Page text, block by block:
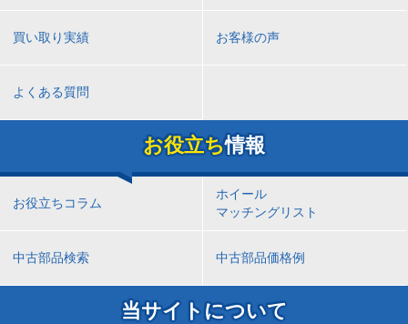
買い取り実績 お客様の声
よくある質問
お役立ち情報
お役立ちコラム
ホイール
マッチングリスト
中古部品検索 中古部品価格例
当サイトについて